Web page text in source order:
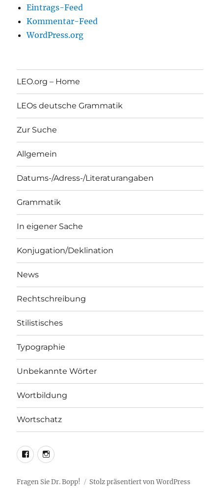
Eintrags-Feed
Kommentar-Feed
WordPress.org
LEO.org – Home
LEOs deutsche Grammatik
Zur Suche
Allgemein
Datums-/Adress-/Literaturangaben
Grammatik
In eigener Sache
Konjugation/Deklination
News
Rechtschreibung
Stilistisches
Typographie
Unbekannte Wörter
Wortbildung
Wortschatz
LEO@Facebook
LEO@Instagram
Fragen Sie Dr. Bopp! Stolz präsentiert von WordPress